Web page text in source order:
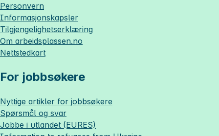
Personvern
Informasjonskapsler
Tilgjengelighetserklæring
Om arbeidsplassen.no
Nettstedkart
For jobbsøkere
Nyttige artikler for jobbsøkere
Spørsmål og svar
Jobbe i utlandet (EURES)